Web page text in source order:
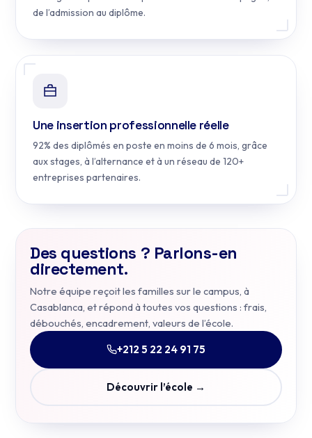
de l’admission au diplôme.
Une insertion professionnelle réelle
92% des diplômés en poste en moins de 6 mois, grâce
aux stages, à l’alternance et à un réseau de 120+
entreprises partenaires.
Des questions ? Parlons-en
directement.
Notre équipe reçoit les familles sur le campus, à
Casablanca, et répond à toutes vos questions : frais,
débouchés, encadrement, valeurs de l’école.
+212 5 22 24 91 75
Découvrir l’école →